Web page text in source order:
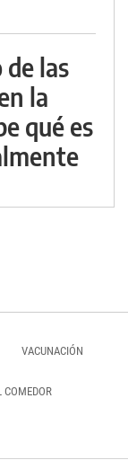
las
la
qué es
VACUNACIÓN
COMEDOR